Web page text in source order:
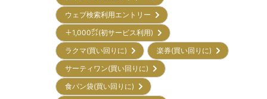
ウェブ検索利用エントリー
＋1,000㌽(初サービス利用)
ラクマ(買い回りに)
楽券(買い回りに)
サーティワン(買い回りに)
食パン袋(買い回りに)